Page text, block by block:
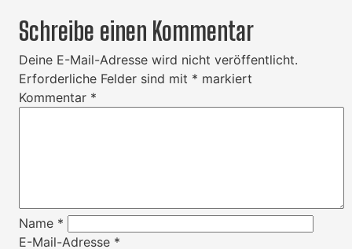
Schreibe einen Kommentar
Deine E-Mail-Adresse wird nicht veröffentlicht.
Erforderliche Felder sind mit * markiert
Kommentar *
Name *
E-Mail-Adresse *